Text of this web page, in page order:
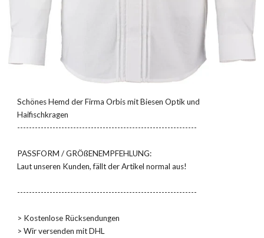
Schönes Hemd der Firma Orbis mit Biesen Optik und
Haifischkragen
-------------------------------------------------------------
PASSFORM / GRÖßENEMPFEHLUNG:
Laut unseren Kunden, fällt der Artikel normal aus!
-------------------------------------------------------------
> Kostenlose Rücksendungen
> Wir versenden mit DHL